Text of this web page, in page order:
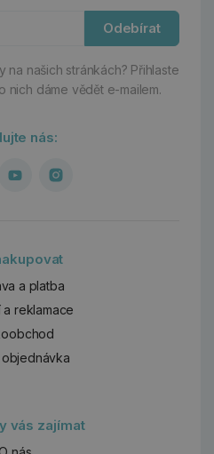
Odebírat
na našich stránkách? Přihlaste
nich dáme vědět e-mailem.
nás:
a platba
a reklamace
objednávka
vás zajímat